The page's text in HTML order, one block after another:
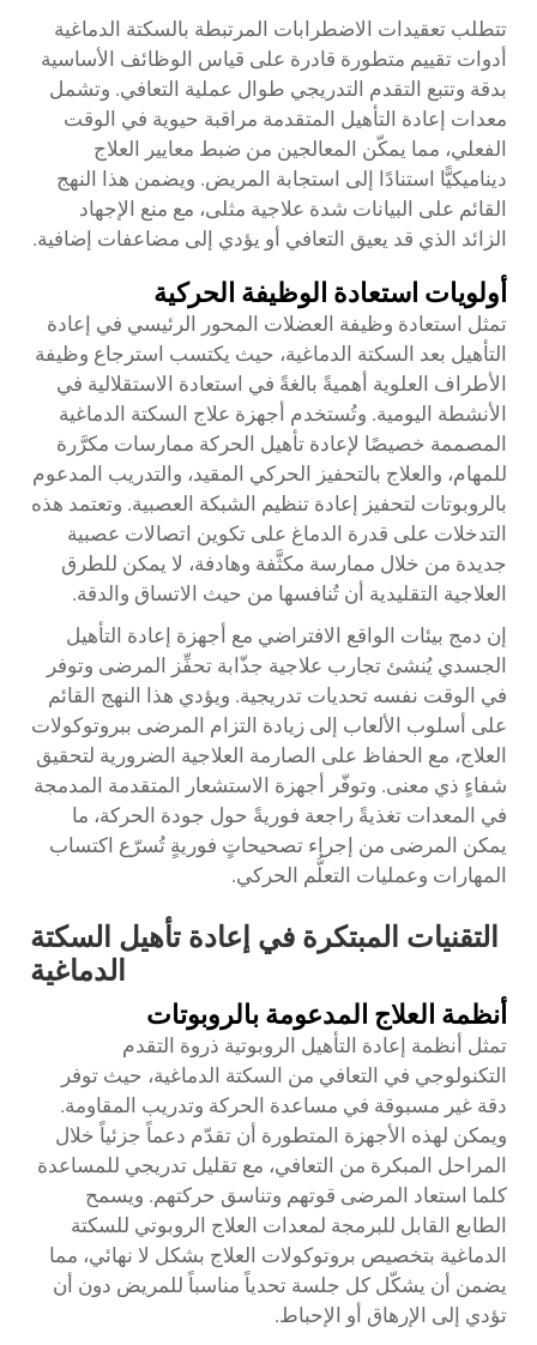
تتطلب تعقيدات الاضطرابات المرتبطة بالسكتة الدماغية
أدوات تقييم متطورة قادرة على قياس الوظائف الأساسية
بدقة وتتبع التقدم التدريجي طوال عملية التعافي. وتشمل
معدات إعادة التأهيل المتقدمة مراقبة حيوية في الوقت
الفعلي، مما يمكّن المعالجين من ضبط معايير العلاج
ديناميكيًّا استنادًا إلى استجابة المريض. ويضمن هذا النهج
القائم على البيانات شدة علاجية مثلى، مع منع الإجهاد
الزائد الذي قد يعيق التعافي أو يؤدي إلى مضاعفات إضافية.
أولويات استعادة الوظيفة الحركية
تمثل استعادة وظيفة العضلات المحور الرئيسي في إعادة
التأهيل بعد السكتة الدماغية، حيث يكتسب استرجاع وظيفة
الأطراف العلوية أهميةً بالغةً في استعادة الاستقلالية في
الأنشطة اليومية. وتُستخدم أجهزة علاج السكتة الدماغية
المصممة خصيصًا لإعادة تأهيل الحركة ممارسات مكرَّرة
للمهام، والعلاج بالتحفيز الحركي المقيد، والتدريب المدعوم
بالروبوتات لتحفيز إعادة تنظيم الشبكة العصبية. وتعتمد هذه
التدخلات على قدرة الدماغ على تكوين اتصالات عصبية
جديدة من خلال ممارسة مكثَّفة وهادفة، لا يمكن للطرق
العلاجية التقليدية أن تُنافسها من حيث الاتساق والدقة.
إن دمج بيئات الواقع الافتراضي مع أجهزة إعادة التأهيل
الجسدي يُنشئ تجارب علاجية جذّابة تحفِّز المرضى وتوفر
في الوقت نفسه تحديات تدريجية. ويؤدي هذا النهج القائم
على أسلوب الألعاب إلى زيادة التزام المرضى ببروتوكولات
العلاج، مع الحفاظ على الصارمة العلاجية الضرورية لتحقيق
شفاءٍ ذي معنى. وتوفّر أجهزة الاستشعار المتقدمة المدمجة
في المعدات تغذيةً راجعة فوريةً حول جودة الحركة، ما
يمكن المرضى من إجراء تصحيحاتٍ فوريةٍ تُسرّع اكتساب
المهارات وعمليات التعلُّم الحركي.
التقنيات المبتكرة في إعادة تأهيل السكتة
الدماغية
أنظمة العلاج المدعومة بالروبوتات
تمثل أنظمة إعادة التأهيل الروبوتية ذروة التقدم
التكنولوجي في التعافي من السكتة الدماغية، حيث توفر
دقة غير مسبوقة في مساعدة الحركة وتدريب المقاومة.
ويمكن لهذه الأجهزة المتطورة أن تقدّم دعماً جزئياً خلال
المراحل المبكرة من التعافي، مع تقليل تدريجي للمساعدة
كلما استعاد المرضى قوتهم وتناسق حركتهم. ويسمح
الطابع القابل للبرمجة لمعدات العلاج الروبوتي للسكتة
الدماغية بتخصيص بروتوكولات العلاج بشكل لا نهائي، مما
يضمن أن يشكّل كل جلسة تحدياً مناسباً للمريض دون أن
تؤدي إلى الإرهاق أو الإحباط.